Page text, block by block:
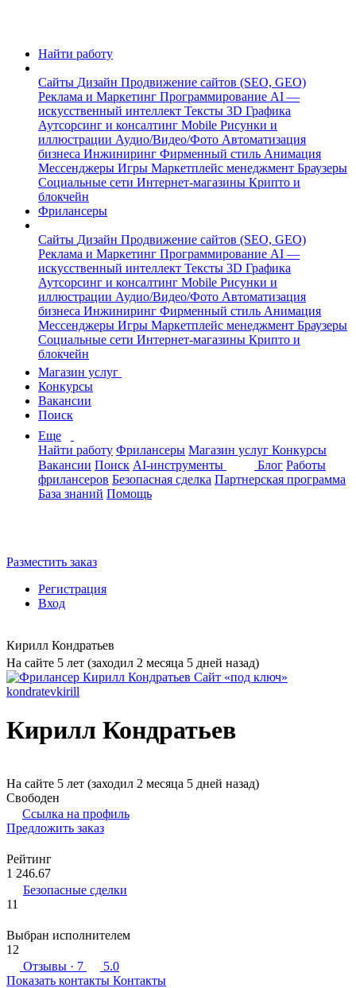
Найти работу
Сайты Дизайн Продвижение сайтов (SEO, GEO)
Реклама и Маркетинг Программирование AI —
искусственный интеллект Тексты 3D Графика
Аутсорсинг и консалтинг Mobile Рисунки и
иллюстрации Аудио/Видео/Фото Автоматизация
бизнеса Инжиниринг Фирменный стиль Анимация
Мессенджеры Игры Маркетплейс менеджмент Браузеры
Социальные сети Интернет-магазины Крипто и
блокчейн
Фрилансеры
Сайты Дизайн Продвижение сайтов (SEO, GEO)
Реклама и Маркетинг Программирование AI —
искусственный интеллект Тексты 3D Графика
Аутсорсинг и консалтинг Mobile Рисунки и
иллюстрации Аудио/Видео/Фото Автоматизация
бизнеса Инжиниринг Фирменный стиль Анимация
Мессенджеры Игры Маркетплейс менеджмент Браузеры
Социальные сети Интернет-магазины Крипто и
блокчейн
Магазин услуг
Конкурсы
Вакансии
Поиск
Еще
Найти работу Фрилансеры Магазин услуг Конкурсы
Вакансии Поиск AI-инструменты Блог Работы
фрилансеров Безопасная сделка Партнерская программа
База знаний Помощь
Разместить заказ
Регистрация
Вход
Кирилл Кондратьев
На сайте 5 лет (заходил 2 месяца 5 дней назад)
Кирилл Кондратьев
На сайте 5 лет (заходил 2 месяца 5 дней назад)
Свободен
Ссылка на профиль
Предложить заказ
Рейтинг
1 246.67
Безопасные сделки
11
Выбран исполнителем
12
Отзывы · 7
5.0
Показать контакты Контакты